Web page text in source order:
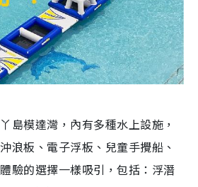
島模達灣，內有多種水上設施，
浪板、電子浮板、兒童手攪船、
驗的選擇一樣吸引，包括：浮潛